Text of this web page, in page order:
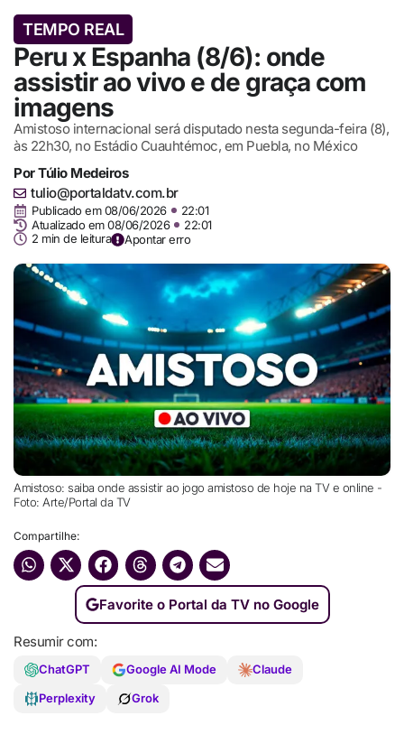
TEMPO REAL
Peru x Espanha (8/6): onde
assistir ao vivo e de graça com
imagens
Amistoso internacional será disputado nesta segunda-feira (8),
às 22h30, no Estádio Cuauhtémoc, em Puebla, no México
PorTúlio Medeiros
tulio@portaldatv.com.br
Publicado em 08/06/2026
22:01
Atualizado em 08/06/2026
22:01
2 min de leitura
Apontar erro
Amistoso: saiba onde assistir ao jogo amistoso de hoje na TV e online -
Foto: Arte/Portal da TV
Compartilhe:
Favorite o Portal da TV no Google
Resumir com:
ChatGPT Google AI Mode
Claude
Perplexity
Grok